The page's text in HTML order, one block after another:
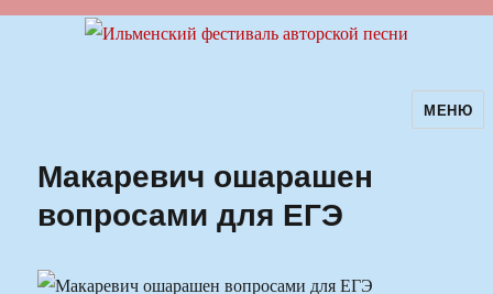
Ильменский фестиваль авторскойМЕНЮ
Макаревич ошарашен
вопросами для ЕГЭ